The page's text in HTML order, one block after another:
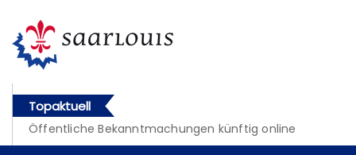
Topaktuell
Öffentliche Bekanntmachungen künftig online
abrufbar